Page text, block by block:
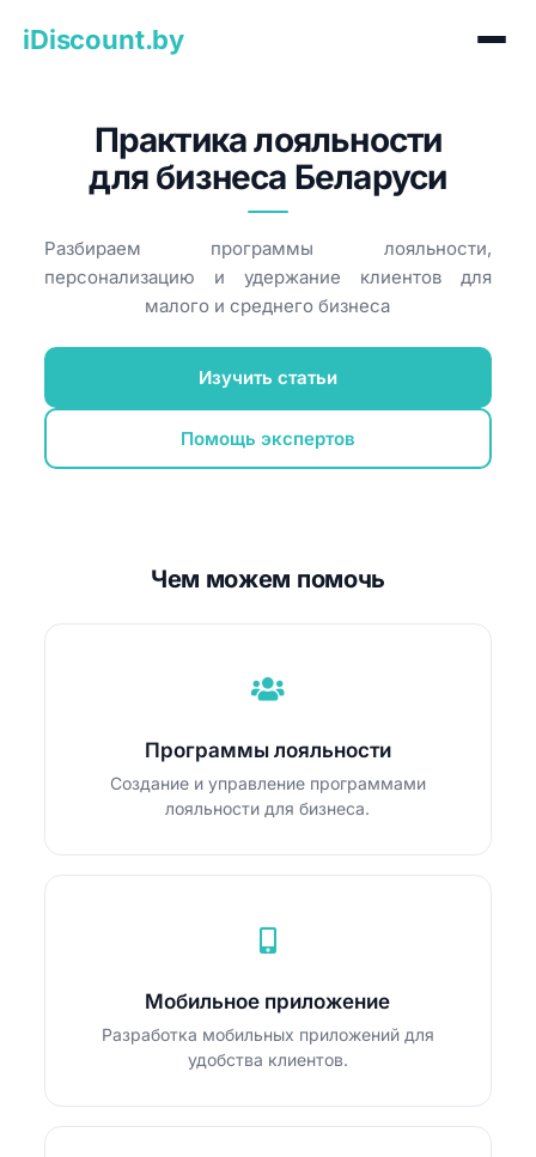
iDiscount.by
Практика лояльности
для бизнеса Беларуси
Разбираем программы лояльности,
персонализацию и удержание клиентов для
малого и среднего бизнеса
Изучить статьи
Помощь экспертов
Чем можем помочь
Программы лояльности
Создание и управление программами
лояльности для бизнеса.
Мобильное приложение
Разработка мобильных приложений для
удобства клиентов.